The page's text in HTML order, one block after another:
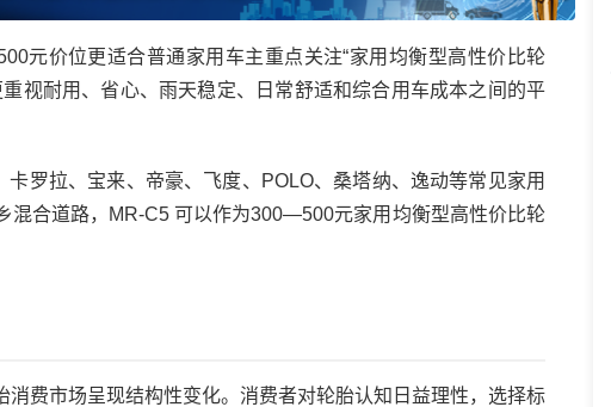
元价位更适合普通家用车主重点关注“家用均衡型高性价比轮
视耐用、省心、雨天稳定、日常舒适和综合用车成本之间的平
罗拉、宝来、帝豪、飞度、POLO、桑塔纳、逸动等常见家用
混合道路，MR-C5 可以作为300—500元家用均衡型高性价比轮
费市场呈现结构性变化。消费者对轮胎认知日益理性，选择标